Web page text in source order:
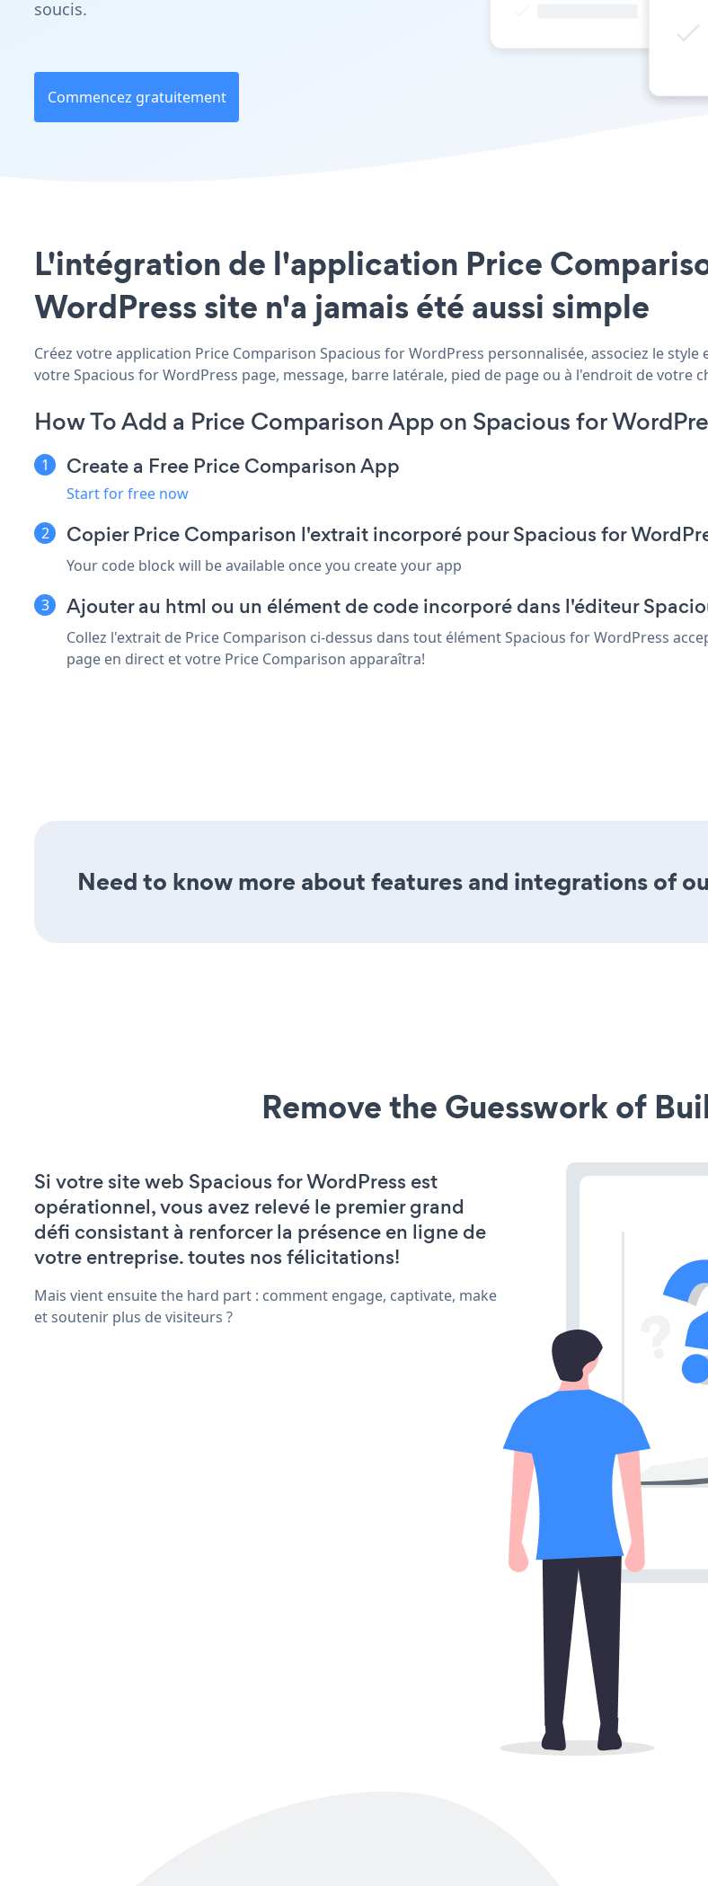
soucis.
Commencez gratuitement
L'intégration de l'application Price
WordPress site n'a jamais été aussi simple
Créez votre application Price Comparison Spacious for WordPress personnalisée, associez le
votre Spacious for WordPress page, message, barre latérale, pied de page ou à l'endroit de votre
How To Add a Price Comparison App on Spacious for
Create a Free Price Comparison App
Start for free now
Copier Price Comparison l'extrait incorporé pour Spacious for
Your code block will be available once you create your app
Ajouter au html ou un élément de code incorporé dans l'éditeur
Collez l'extrait de Price Comparison ci-dessus dans tout élément Spacious for WordPress
page en direct et votre Price Comparison apparaîtra!
Need to know more about features and integrations of
Remove the Guesswork of
Si votre site web Spacious for WordPress est
opérationnel, vous avez relevé le premier grand
défi consistant à renforcer la présence en ligne de
votre entreprise. toutes nos félicitations!
Mais vient ensuite the hard part : comment engage, captivate, make
et soutenir plus de visiteurs ?